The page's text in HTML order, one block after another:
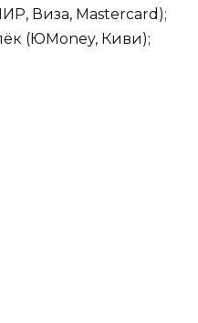
Виза, Mastercard);
(ЮMoney, Киви);